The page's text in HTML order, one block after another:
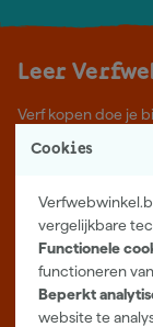
Cookies
vergelijkbare
Functionele
functioneren
Beperkt
website te
Leer
Verf kopen doe je
België. Voordelige
Meer over ons
Showroom
Openingstijden
Maandag t/m
Zaterdag